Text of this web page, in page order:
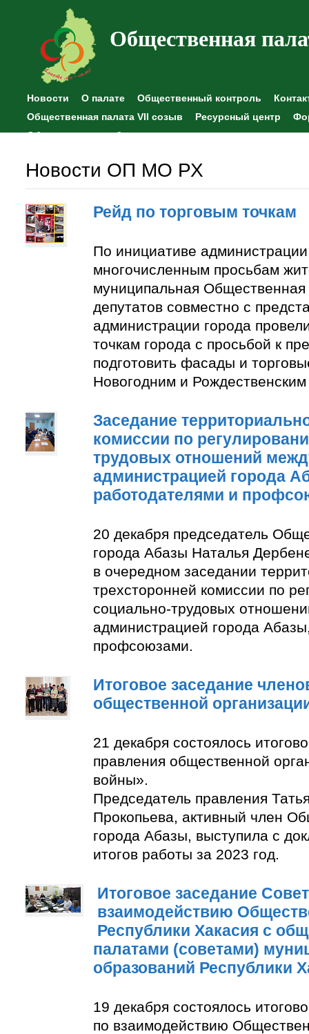
Общественная
Новости О палате Общественный контроль
Общественная палата VII созыв
Ресурсный центр
Общественные наблюдения
Новости ОП МО РХ
Рейд по торговым точкам
По инициативе
многочисленным просьбам
муниципальная Общественная
депутатов совместно с
администрации города
точкам города с просьбой к
подготовить фасады и
Новогодним и
Заседание
комиссии по
трудовых отношений
администрацией города
работодателями и
20 декабря председатель
города Абазы Наталья
в очередном заседании
трехсторонней комиссии по
социально-трудовых
администрацией города
профсоюзами.
Итоговое заседание
общественной
21 декабря состоялось
правления общественной
войны».
Председатель правления
Прокопьева, активный член
города Абазы, выступила с
итогов работы за 2023 год.
Итоговое заседание
взаимодействию
Республики Хакасия с
палатами (советами)
образований Республики
19 декабря состоялось
по взаимодействию